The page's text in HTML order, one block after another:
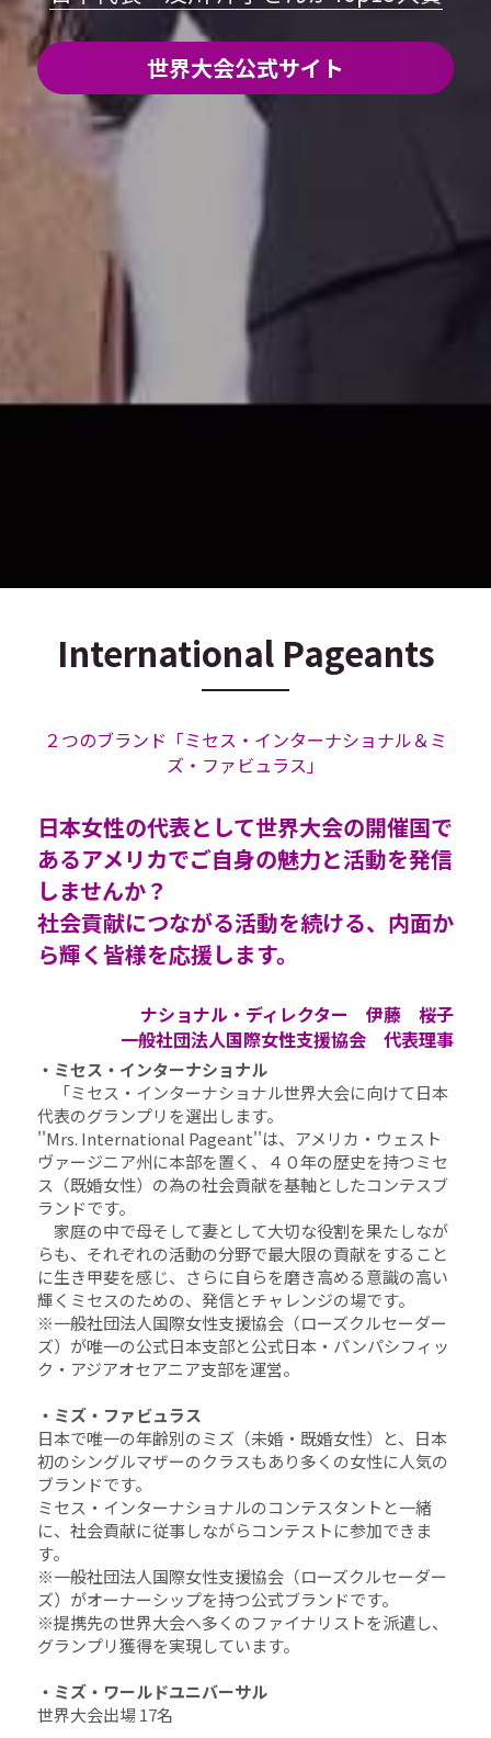
世界大会公式サイト
International Pageants
２つのブランド「ミセス・インターナショナル＆ミ
ズ・ファビュラス」
日本女性の代表として世界大会の開催国で
あるアメリカでご自身の魅力と活動を発信
しませんか？
社会貢献につながる活動を続ける、内面か
ら輝く皆様を応援します。
ナショナル・ディレクター　伊藤　桜子
一般社団法人国際女性支援協会　代表理事
・ミセス・インターナショナル
「ミセス・インターナショナル世界大会に向けて日本
代表のグランプリを選出します。
''Mrs. International Pageant''は、アメリカ・ウェスト
ヴァージニア州に本部を置く、４０年の歴史を持つミセ
ス（既婚女性）の為の社会貢献を基軸としたコンテスブ
ランドです。
家庭の中で母そして妻として大切な役割を果たしなが
らも、それぞれの活動の分野で最大限の貢献をすること
に生き甲斐を感じ、さらに自らを磨き高める意識の高い
輝くミセスのための、発信とチャレンジの場です。
※一般社団法人国際女性支援協会（ローズクルセーダー
ズ）が唯一の公式日本支部と公式日本・パンパシフィッ
ク・アジアオセアニア支部を運営。
・ミズ・ファビュラス
日本で唯一の年齢別のミズ（未婚・既婚女性）と、日本
初のシングルマザーのクラスもあり多くの女性に人気の
ブランドです。
ミセス・インターナショナルのコンテスタントと一緒
に、社会貢献に従事しながらコンテストに参加できま
す。
※一般社団法人国際女性支援協会（ローズクルセーダー
ズ）がオーナーシップを持つ公式ブランドです。
※提携先の世界大会へ多くのファイナリストを派遣し、
グランプリ獲得を実現しています。
・ミズ・ワールドユニバーサル
世界大会出場 17名